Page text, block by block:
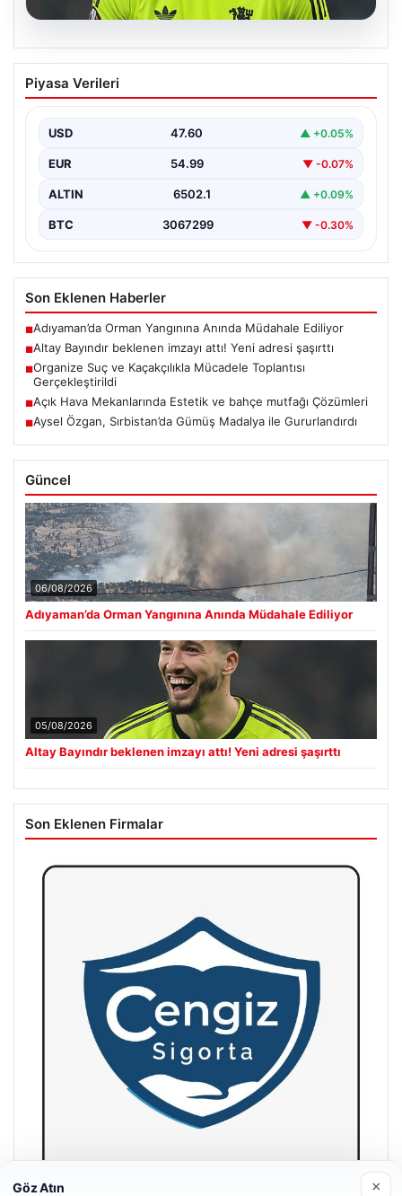
05.08.2026
Altay Bayındır beklenen imzayı attı!
Yeni adresi şaşırttı
Piyasa Verileri
USD 47.60 ▲ +0.05%
EUR 54.99 ▼ -0.07%
ALTIN 6502.1 ▲ +0.09%
BTC 3067299 ▼ -0.30%
Son Eklenen Haberler
■Adıyaman’da Orman Yangınına Anında Müdahale Ediliyor
■Altay Bayındır beklenen imzayı attı! Yeni adresi şaşırttı
■Organize Suç ve Kaçakçılıkla Mücadele Toplantısı
Gerçekleştirildi
■Açık Hava Mekanlarında Estetik ve bahçe mutfağı Çözümleri
■Aysel Özgan, Sırbistan’da Gümüş Madalya ile Gururlandırdı
Güncel
06/08/2026
Adıyaman’da Orman Yangınına Anında Müdahale Ediliyor
05/08/2026
Altay Bayındır beklenen imzayı attı! Yeni adresi şaşırttı
Son Eklenen Firmalar
Göz Atın ×